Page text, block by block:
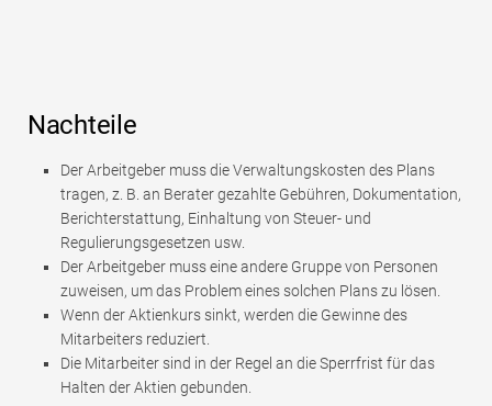
Nachteile
Der Arbeitgeber muss die Verwaltungskosten des Plans
tragen, z. B. an Berater gezahlte Gebühren, Dokumentation,
Berichterstattung, Einhaltung von Steuer- und
Regulierungsgesetzen usw.
Der Arbeitgeber muss eine andere Gruppe von Personen
zuweisen, um das Problem eines solchen Plans zu lösen.
Wenn der Aktienkurs sinkt, werden die Gewinne des
Mitarbeiters reduziert.
Die Mitarbeiter sind in der Regel an die Sperrfrist für das
Halten der Aktien gebunden.